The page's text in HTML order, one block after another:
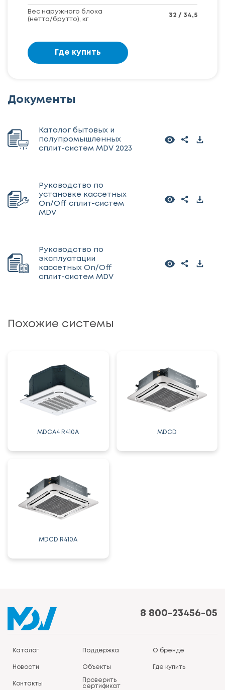
Вес наружного блока
(нетто/брутто), кг
32 / 34,5
Где купить
Документы
Каталог бытовых и
полупромышленных
сплит-систем MDV 2023
Руководство по
установке кассетных
On/Off сплит-систем
MDV
Руководство по
эксплуатации
кассетных On/Off
сплит-систем MDV
Похожие системы
MDCA4 R410А MDCD
MDCD R410A
8 800-23456-05
Каталог Поддержка О бренде
Новости Объекты Где купить
Контакты
Проверить
сертификат